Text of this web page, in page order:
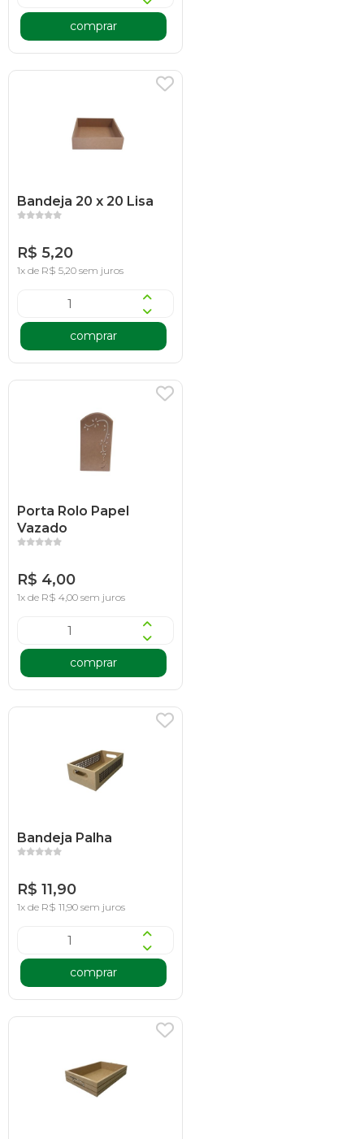
comprar
Bandeja 20 x 20 Lisa
R$ 5,20
1x de R$ 5,20 sem juros
comprar
Porta Rolo Papel
Vazado
R$ 4,00
1x de R$ 4,00 sem juros
comprar
Bandeja Palha
R$ 11,90
1x de R$ 11,90 sem juros
comprar